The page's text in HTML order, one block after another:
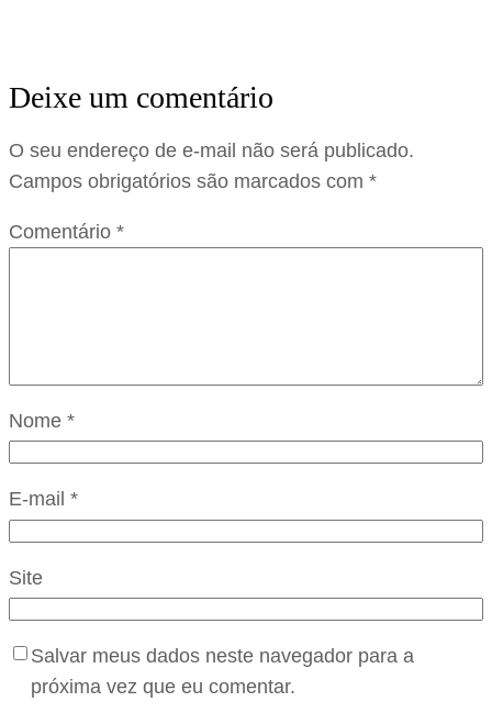
Deixe um comentário
O seu endereço de e-mail não será publicado.
Campos obrigatórios são marcados com *
Comentário *
Nome *
E-mail *
Site
Salvar meus dados neste navegador para a
próxima vez que eu comentar.